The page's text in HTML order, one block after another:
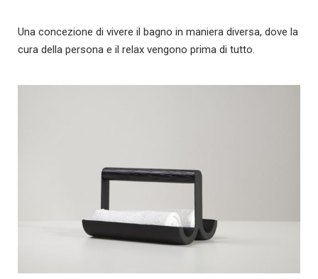
Una concezione di vivere il bagno in maniera diversa, dove la
cura della persona e il relax vengono prima di tutto.